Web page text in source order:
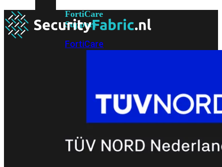
FortiCare
Support
FortiCare
FortiCare
FortiCare